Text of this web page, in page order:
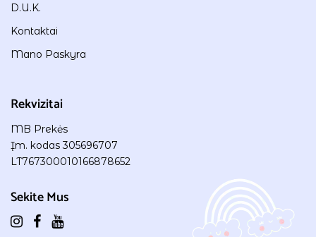
D.U.K.
Kontaktai
Mano Paskyra
Rekvizitai
MB Prekės
Įm. kodas 305696707
LT767300010166878652
Sekite Mus